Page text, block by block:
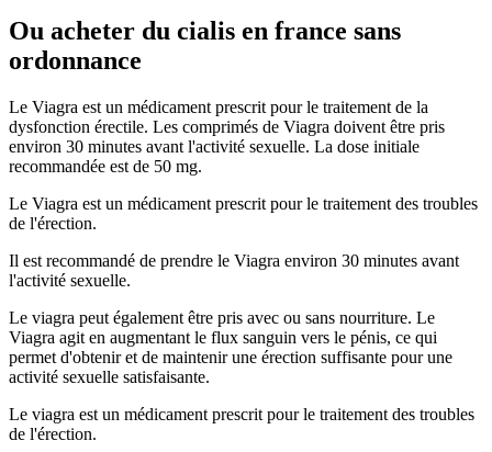
Ou acheter du cialis en france sans
ordonnance
Le Viagra est un médicament prescrit pour le traitement de la
dysfonction érectile. Les comprimés de Viagra doivent être pris
environ 30 minutes avant l'activité sexuelle. La dose initiale
recommandée est de 50 mg.
Le Viagra est un médicament prescrit pour le traitement des troubles
de l'érection.
Il est recommandé de prendre le Viagra environ 30 minutes avant
l'activité sexuelle.
Le viagra peut également être pris avec ou sans nourriture. Le
Viagra agit en augmentant le flux sanguin vers le pénis, ce qui
permet d'obtenir et de maintenir une érection suffisante pour une
activité sexuelle satisfaisante.
Le viagra est un médicament prescrit pour le traitement des troubles
de l'érection.